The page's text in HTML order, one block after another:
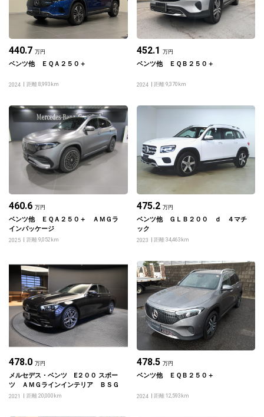
440.7 万円
ベンツ他 ＥＱＡ２５０＋
2024 距離 8,993km
452.1 万円
ベンツ他 ＥＱＢ２５０＋
2024 距離 9,370km
460.6 万円
ベンツ他 ＥＱＡ２５０＋ ＡＭＧラ
インパッケージ
2025 距離 9,052km
475.2 万円
ベンツ他 ＧＬＢ２００ ｄ ４マチ
ック
2023 距離 34,463km
478.0 万円
メルセデス・ベンツ E２００ スポー
ツ ＡＭＧラインインテリア ＢＳＧ
2021 距離 20,000km
478.5 万円
ベンツ他 ＥＱＢ２５０＋
2024 距離 12,593km